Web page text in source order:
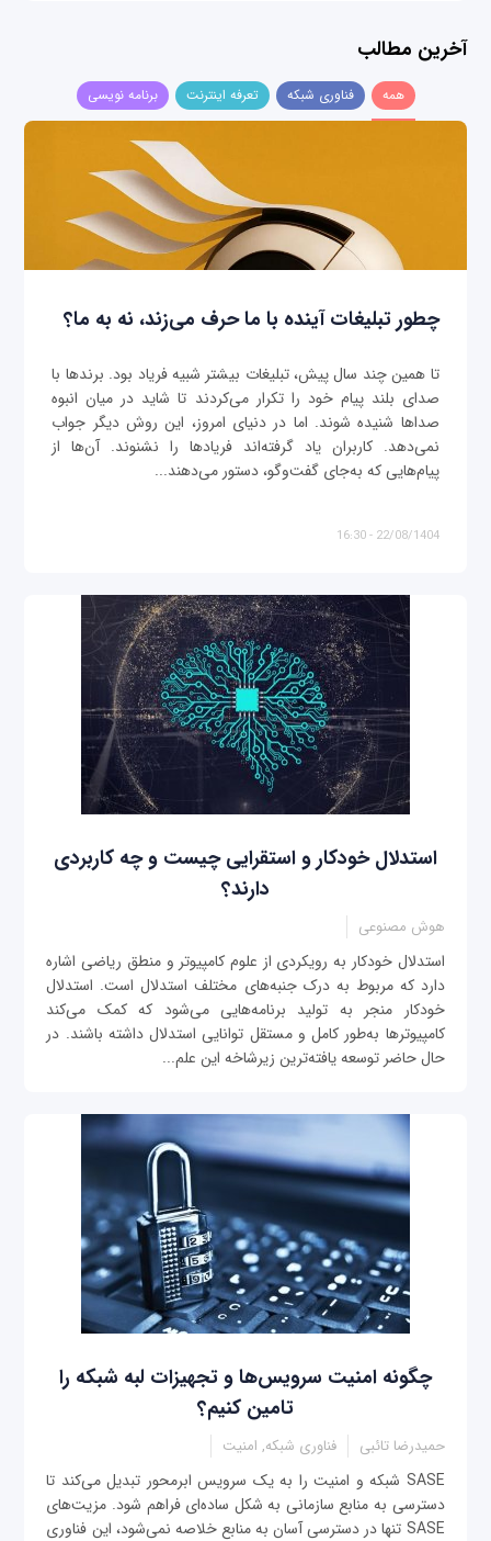
آخرین مطالب
همه فناوری شبکه تعرفه اینترنت برنامه نویسی
چطور تبلیغات آینده با ما حرف می‌زند، نه به ما؟
تا همین چند سال پیش، تبلیغات بیشتر شبیه فریاد بود. برندها با
صدای بلند پیام خود را تکرار می‌کردند تا شاید در میان انبوه
صداها شنیده شوند. اما در دنیای امروز، این روش دیگر جواب
نمی‌دهد. کاربران یاد گرفته‌اند فریادها را نشنوند. آن‌ها از
پیام‌هایی که به‌جای گفت‌وگو، دستور می‌دهند...
22/08/1404 - 16:30
استدلال خودکار و استقرایی چیست و چه کاربردی
دارند؟
هوش مصنوعی
استدلال خودکار به رویکردی از علوم کامپیوتر و منطق ریاضی اشاره
دارد که مربوط به درک جنبه‌های مختلف استدلال است. استدلال
خودکار منجر به تولید برنامه‌هایی می‌شود که کمک می‌کند
کامپیوترها به‌طور کامل و مستقل توانایی استدلال داشته باشند. در
حال حاضر توسعه ‌یافته‌ترین زیرشاخه این علم...
چگونه امنیت سرویس‌ها و تجهیزات لبه شبکه را
تامین کنیم؟
حمیدرضا تائبی فناوری شبکه, امنیت
SASE شبکه و امنیت را به یک سرویس ابرمحور تبدیل می‌کند تا
دسترسی به منابع سازمانی به شکل ساده‌ای فراهم شود. مزیت‌های
SASE تنها در دسترسی آسان به منابع خلاصه نمی‌شود، این فناوری